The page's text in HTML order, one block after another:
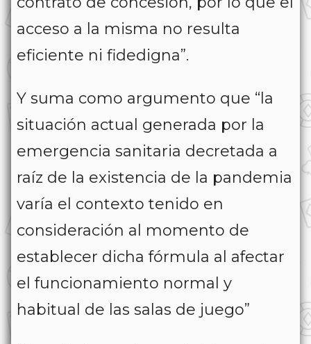
acceso a la misma no resulta
eficiente ni fidedigna”.
Y suma como argumento que “la
situación actual generada por la
emergencia sanitaria decretada a
raíz de la existencia de la pandemia
varía el contexto tenido en
consideración al momento de
establecer dicha fórmula al afectar
el funcionamiento normal y
habitual de las salas de juego”